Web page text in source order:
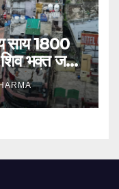
साय 1800
भक्त जल
कर चुके